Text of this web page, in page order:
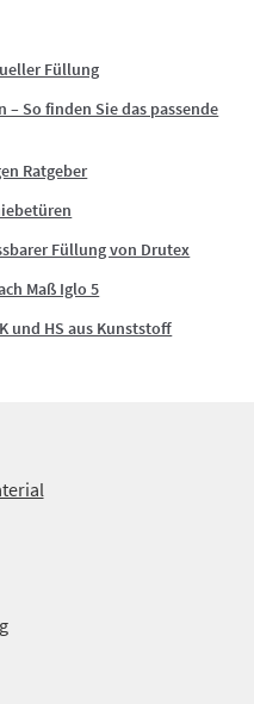
Füllung
So finden Sie das passende
Ratgeber
Füllung von Drutex
Maß Iglo 5
und HS aus Kunststoff